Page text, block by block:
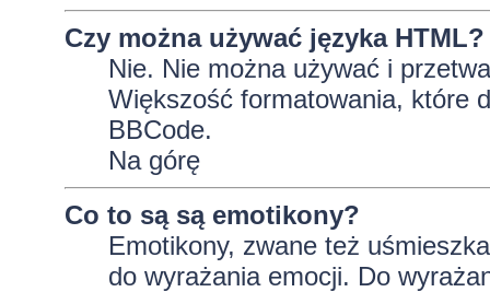
Czy można używać języka HTML?
Nie. Nie można używać i
Większość formatowania, które
BBCode.
Na górę
Co to są są emotikony?
Emotikony, zwane też
do wyrażania emocji. Do